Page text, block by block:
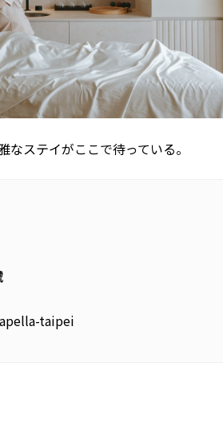
ステイがここで待っている。
taipei